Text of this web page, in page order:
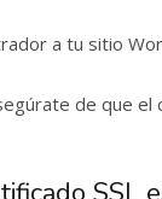
a tu sitio
de que